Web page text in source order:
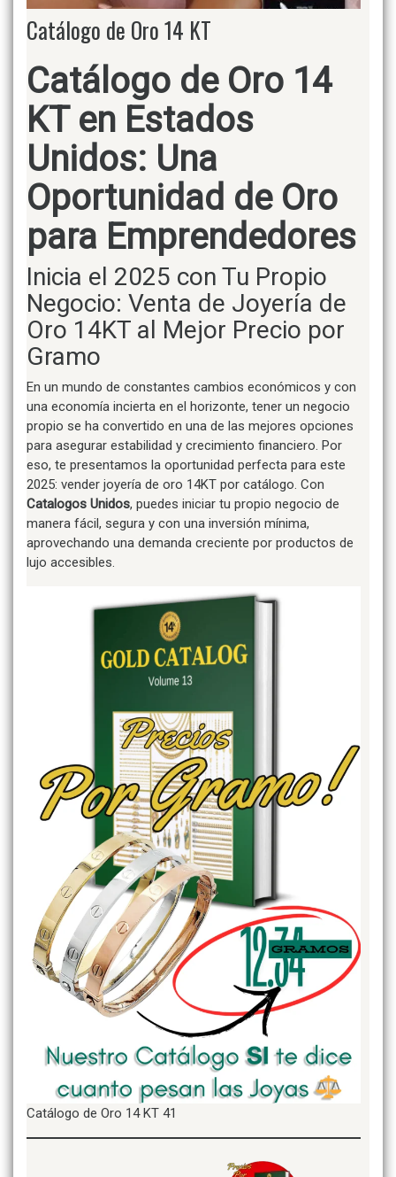
Catálogo de Oro 14 KT
Catálogo de Oro 14
KT en Estados
Unidos: Una
Oportunidad de Oro
para Emprendedores
Inicia el 2025 con Tu Propio
Negocio: Venta de Joyería de
Oro 14KT al Mejor Precio por
Gramo
En un mundo de constantes cambios económicos y con
una economía incierta en el horizonte, tener un negocio
propio se ha convertido en una de las mejores opciones
para asegurar estabilidad y crecimiento financiero. Por
eso, te presentamos la oportunidad perfecta para este
2025: vender joyería de oro 14KT por catálogo. Con
Catalogos Unidos, puedes iniciar tu propio negocio de
manera fácil, segura y con una inversión mínima,
aprovechando una demanda creciente por productos de
lujo accesibles.
Catálogo de Oro 14 KT 41